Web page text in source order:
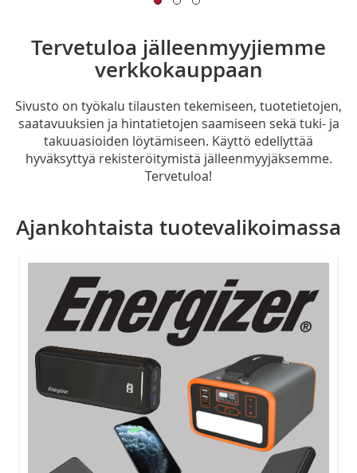
Tervetuloa jälleenmyyjiemme
verkkokauppaan
Sivusto on työkalu tilausten tekemiseen, tuotetietojen,
saatavuuksien ja hintatietojen saamiseen sekä tuki- ja
takuuasioiden löytämiseen. Käyttö edellyttää
hyväksyttyä rekisteröitymistä jälleenmyyjäksemme.
Tervetuloa!
Ajankohtaista tuotevalikoimassa